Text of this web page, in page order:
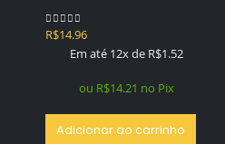
0out of 5
R$14.96
Em até 12x de R$1.52
ou R$14.21 no Pix
Adicionar ao carrinho